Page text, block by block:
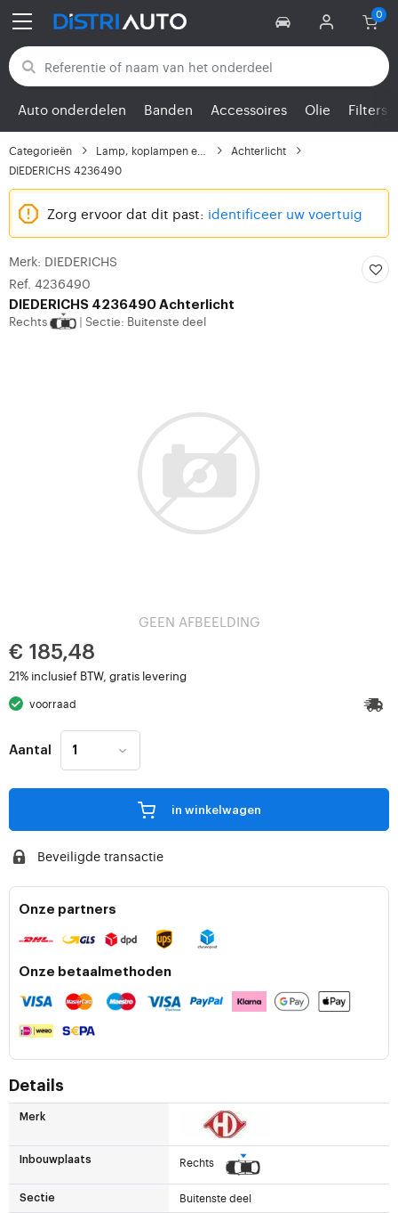
Terug naar categorieën
Auto onderdelen Banden Accessoires Olie Filters
Categorieën
Achterlicht
DIEDERICHS 4236490
Zorg ervoor dat dit past: identificeer uw voertuig
Merk: DIEDERICHS
Ref. 4236490
DIEDERICHS 4236490 Achterlicht
Rechts Sectie: Buitenste deel
GEEN AFBEELDING
€ 185,48
21% inclusief BTW, gratis levering
voorraad
Aantal
in winkelwagen
Beveiligde transactie
Onze partners
Onze betaalmethoden
Details
Merk
Inbouwplaats Rechts
Sectie Buitenste deel